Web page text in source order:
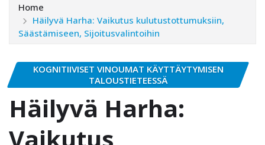
Home
Häilyvä Harha: Vaikutus kulutustottumuksiin,
Säästämiseen, Sijoitusvalintoihin
KOGNITIIVISET VINOUMAT KÄYTTÄYTYMISEN
TALOUSTIETEESSÄ
Häilyvä Harha: